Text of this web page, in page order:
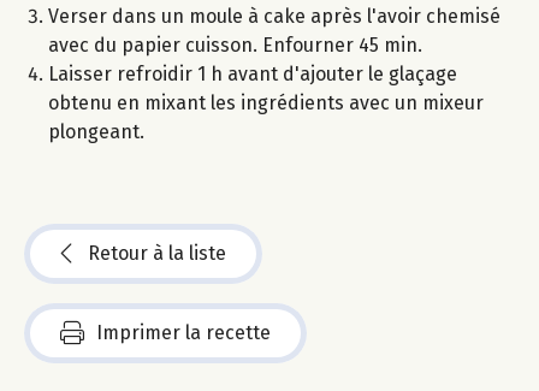
Verser dans un moule à cake après l'avoir chemisé
avec du papier cuisson. Enfourner 45 min.
Laisser refroidir 1 h avant d'ajouter le glaçage
obtenu en mixant les ingrédients avec un mixeur
plongeant.
Retour à la liste
Imprimer la recette